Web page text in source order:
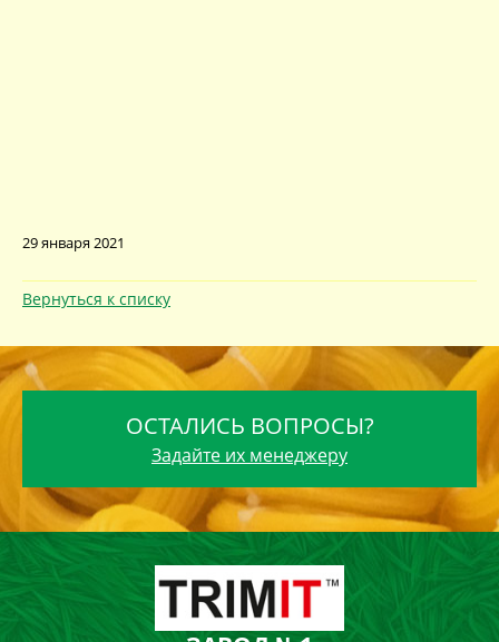
29 января 2021
Вернуться к списку
ОСТАЛИСЬ ВОПРОСЫ?
Задайте их менеджеру